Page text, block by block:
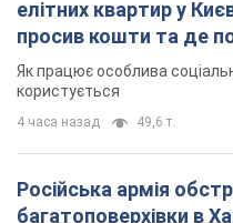
9 минут назад 3,0 т.